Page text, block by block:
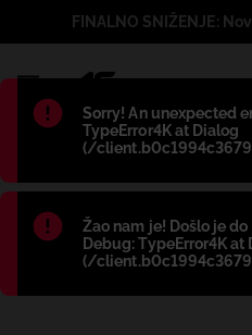
Błąd:
Sorry! An unexpected
TypeError4K at Dialog
(/
Błąd:
Žao nam je! Došlo je
Debug: TypeError4K at
(/
FINALNO SNIŽENJE: